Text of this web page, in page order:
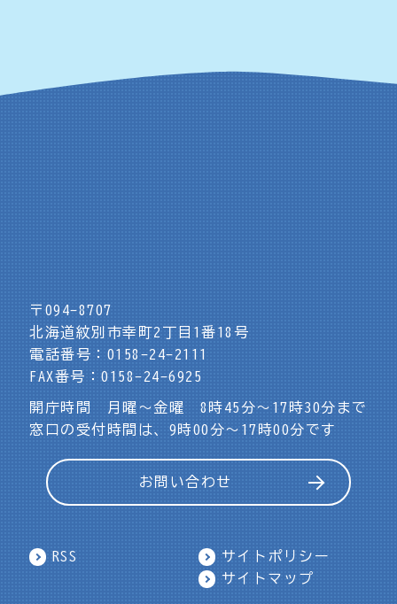
〒094-8707
北海道紋別市幸町2丁目1番18号
電話番号：0158-24-2111
FAX番号：0158-24-6925
開庁時間 月曜～金曜 8時45分～17時30分まで
窓口の受付時間は、9時00分～17時00分です
お問い合わせ
RSS
サイトポリシー
サイトマップ